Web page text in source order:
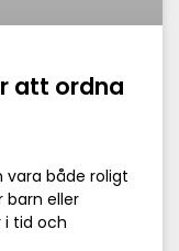
att ordna
vara både roligt
eller
i tid och